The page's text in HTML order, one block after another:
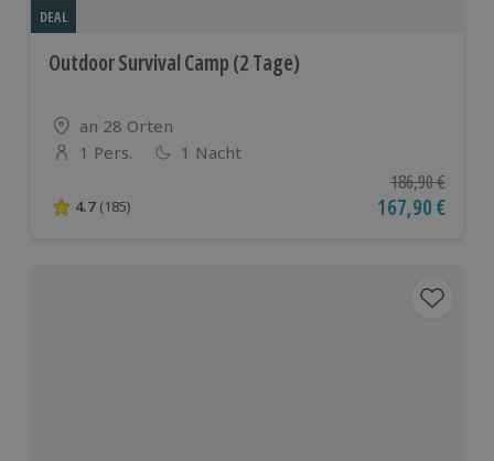
DEAL
Outdoor Survival Camp (2 Tage)
Standort
an 28 Orten
Anzahl der Teilnehmer
1 Pers. 1 Nacht
4.7 von 5 Sternen basierend auf 185 Bewertungen
4.7 (185)
Ursprünglicher
186,90 €
Aktueller Preis
167,90 €